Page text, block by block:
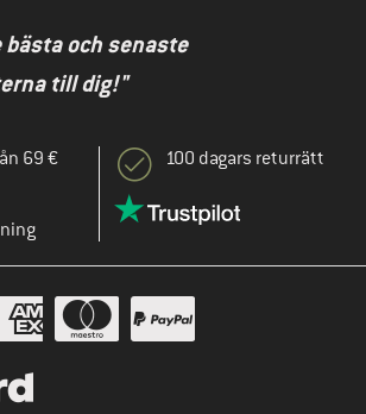
bästa och senaste
till dig!"
69 €
100 dagars returrätt